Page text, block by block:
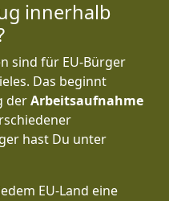
innerhalb
sind für EU-Bürger
Das beginnt
derArbeitsaufnahme
hast Du unter
EU-Land eine